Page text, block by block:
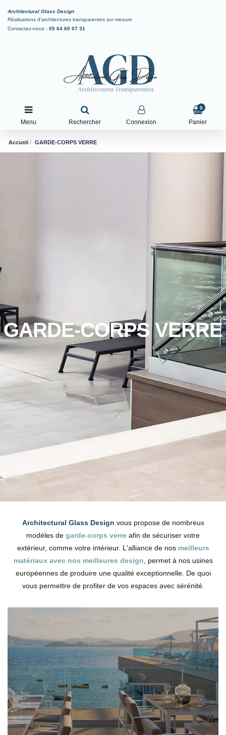
Architectural Glass Design
Réalisations d'architectures transparentes sur mesure
Contactez-nous : 05 64 60 07 31
Menu Rechercher Connexion
0
Panier
Accueil GARDE-CORPS VERRE
GARDE-CORPS VERRE
Architectural Glass Design vous propose de nombreux
modèles de garde-corps verre afin de sécuriser votre
extérieur, comme votre intérieur. L'alliance de nos meilleurs
matériaux avec nos meilleures design , permet à nos usines
européennes de produire une qualité exceptionnelle. De quoi
vous permettre de profiter de vos espaces avec sérénité.